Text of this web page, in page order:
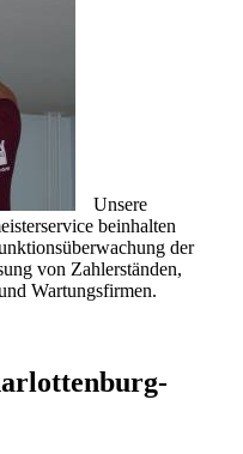
Unsere
beinhalten
der
von Zahlerständen,
Wartungsfirmen.